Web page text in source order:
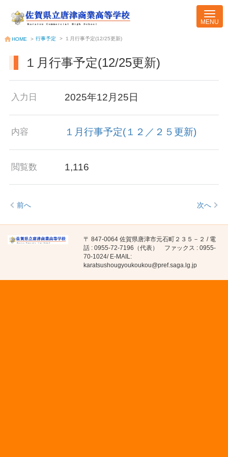
HOME > 行事予定 > １月行事予定(12/25更新)
１月行事予定(12/25更新)
入力日 2025年12月25日
内容 １月行事予定(１２／２５更新)
閲覧数 1,116
前へ 次へ
〒 847-0064 佐賀県唐津市元石町２３５－２ / 電
話 : 0955-72-7196（代表） ファックス : 0955-
70-1024/ E-MAIL:
karatsushougyoukoukou@pref.saga.lg.jp